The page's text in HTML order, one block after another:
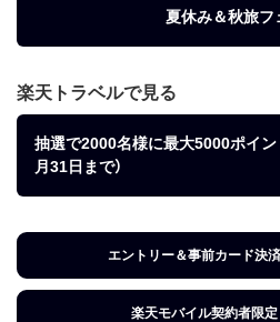
夏休み＆秋旅フ
楽天トラベルで見る
抽選で2000名様に最大5000ポイン
月31日まで）
エントリー＆事前カード決
楽天モバイル契約者限